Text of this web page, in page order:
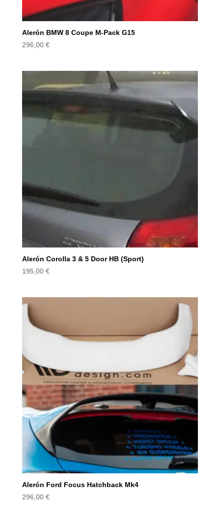
Alerón BMW 8 Coupe M-Pack G15
296,00 €
Alerón Corolla 3 & 5 Door HB (Sport)
195,00 €
Alerón Ford Focus Hatchback Mk4
296,00 €